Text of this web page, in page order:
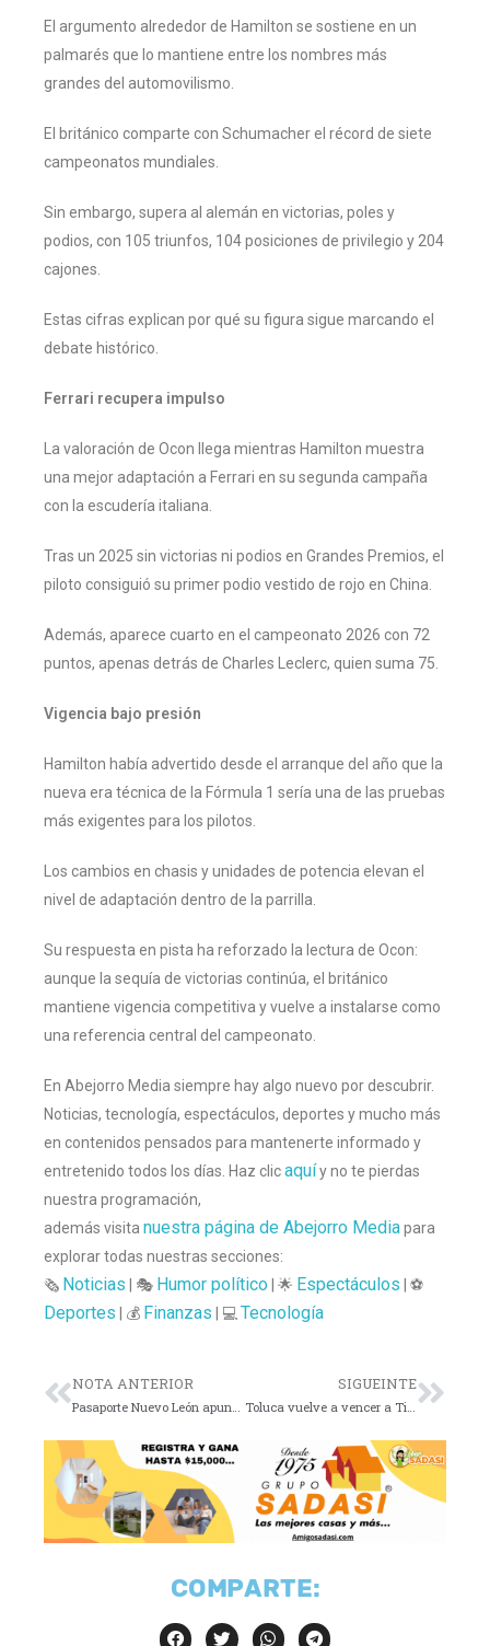
El argumento alrededor de Hamilton se sostiene en un
palmarés que lo mantiene entre los nombres más
grandes del automovilismo.
El británico comparte con Schumacher el récord de siete
campeonatos mundiales.
Sin embargo, supera al alemán en victorias, poles y
podios, con 105 triunfos, 104 posiciones de privilegio y 204
cajones.
Estas cifras explican por qué su figura sigue marcando el
debate histórico.
Ferrari recupera impulso
La valoración de Ocon llega mientras Hamilton muestra
una mejor adaptación a Ferrari en su segunda campaña
con la escudería italiana.
Tras un 2025 sin victorias ni podios en Grandes Premios, el
piloto consiguió su primer podio vestido de rojo en China.
Además, aparece cuarto en el campeonato 2026 con 72
puntos, apenas detrás de Charles Leclerc, quien suma 75.
Vigencia bajo presión
Hamilton había advertido desde el arranque del año que la
nueva era técnica de la Fórmula 1 sería una de las pruebas
más exigentes para los pilotos.
Los cambios en chasis y unidades de potencia elevan el
nivel de adaptación dentro de la parrilla.
Su respuesta en pista ha reforzado la lectura de Ocon:
aunque la sequía de victorias continúa, el británico
mantiene vigencia competitiva y vuelve a instalarse como
una referencia central del campeonato.
En Abejorro Media siempre hay algo nuevo por descubrir.
Noticias, tecnología, espectáculos, deportes y mucho más
en contenidos pensados para mantenerte informado y
entretenido todos los días. Haz clicaquíy no te pierdas
nuestra programación,
además visita nuestra página de Abejorro Mediapara
explorar todas nuestras secciones:
🗞️ Noticias | 🎭 Humor político| 🌟 Espectáculos | ⚽
Deportes | 💰 Finanzas | 💻 Tecnología
NOTA ANTERIOR SIGUEINTE
COMPARTE: